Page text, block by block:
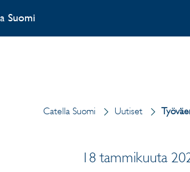
Suomi
Catella Suomi Uutiset
18 tammikuuta